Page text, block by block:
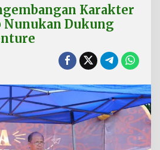
i
R
u
a
n
g
e
m
b
a
Karakter
Nunukan Dukung